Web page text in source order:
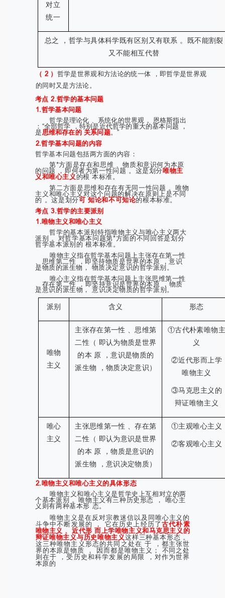
对立
统一
总之 ，哲学与具体科学既有区别又有联系 。既不能割裂
又不能相互代替
（ 2 ） 哲学是世界观和方法论的统一体 ，即哲学是世界观
的同时又是方法论。
考点 2.哲学的基本问题
1.哲学基本问题
哲学是理论化 、系统化的世界观 。恩格斯指出
：“全部哲学 ，特别是近代哲学的重大的基本问题 ，
是思维和存在的 关系问题。”
2.哲学基本问题的内容
哲学基本问题包括两方面的内容：
第*方面是存在和思维 、物质和意识何为本原
的问题 ，即何者为第一性问题 。这是划分唯物主
义和唯心主义的根 本标准。
第二方面是思维和存在有无同一性问题 。唯物
主义和唯心主义对这个问题的解决在原则上是不同
的 。这是划分可 知论和不可知论的根本标准。
考点 3.哲学的主要派别
1.唯物主义和唯心主义
哲学的基本派别特指唯物主义与唯心主义两大
派别 。对哲学基本问题第*方面的不同回答是划分
哲学基本派别的 根本标准。
唯物主义指在哲学基本问题上主张存在第一性
、思维第二性 ，即坚持物质是世界的本原 ，意识
是物质的派生物， 物质决定意识的哲学派别。
唯心主义指在哲学基本问题上主张思维第一性
、存在第二性 ，即坚持意识是世界的本原 ，物质
是意识的派生物， 意识决定物质的哲学派别。
派别 含义 形态
唯物
主义
主张存在第一性 、思维第
二性（ 即认为物质是世界
的本 原 ，意识是物质的
派生物 ，物质决定意识）
①古代朴素唯物
义
②近代形而上学
唯物主义
③马克思主义的
辩证唯物主义
唯心
主义
主张思维第一性 、存在第
二性（ 即认为意识是世界
的本 原 ，物质是意识的
派生物 ，意识决定物质）
①主观唯心主义
②客观唯心主义
2.唯物主义和唯心主义的具体形态
唯物主义和唯心主义是哲学史上互相对立的两
个基本派别 。唯物主义有三种历史形态 ， 唯心主
义则有两种基本形 态。
唯物主义是在反对宗教迷信以及同唯心主义的
斗争中不断发展的 ， 它在历史上经历了古代朴素
唯物主义 、近代形 而上学唯物主义和马克思主义的
辩证唯物主义与历史唯物主义这样三种基本形态 。
这三种唯物主义形态的共同之处在 于 ，都主张世
界的本原是物质 ， 因而都是唯物主义； 不同之处
则在于 ，受历史和科学发展的局限 ，对作为世界
本原的